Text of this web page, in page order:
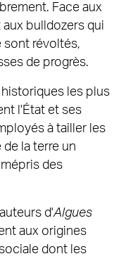
Face aux
bulldozers qui
sont révoltés,
de progrès.
les plus
l'État et ses
à tailler les
la terre un
des
d'Algues
aux origines
dont les